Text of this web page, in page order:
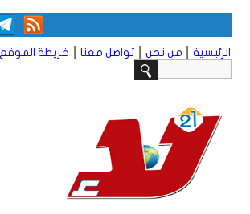
الرئيسية من نحن تواصل معنا خريطة الموقع